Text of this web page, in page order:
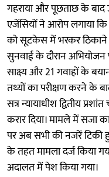
गहराया और पूछताछ के बाद
एजेंसियों ने आरोप लगाया
को सूटकेस में भरकर ठिकाने
सुनवाई के दौरान अभियोजन
साक्ष्य और 21 गवाहों के
तथ्यों का परीक्षण करने के
सत्र न्यायाधीश द्वितीय
करार दिया। मामले में सजा
पर अब सभी की नजरें टिकी
के तहत मामला दर्ज किया
अदालत में पेश किया गया।